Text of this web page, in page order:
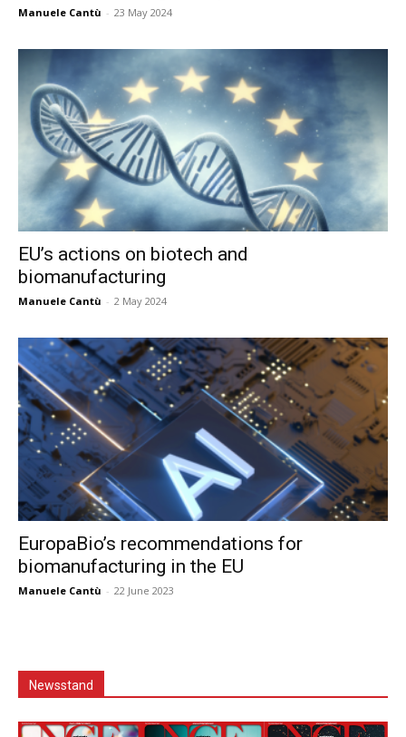
Manuele Cantù - 23 May 2024
EU’s actions on biotech and
biomanufacturing
Manuele Cantù - 2 May 2024
EuropaBio’s recommendations for
biomanufacturing in the EU
Manuele Cantù - 22 June 2023
Newsstand